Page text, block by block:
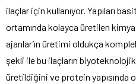
ilaçlar için kullanıyor. Yapıları
ortamında kolayca üretilen
ajanlar’ın üretimi oldukça
şekli ile bu ilaçların
üretildiğini ve protein yapısında